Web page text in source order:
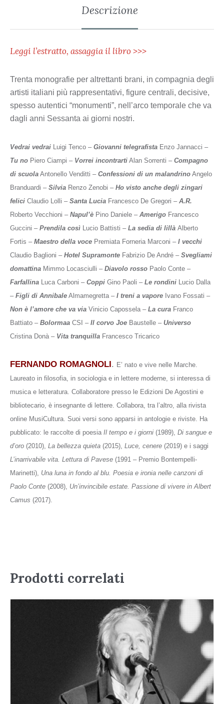
Descrizione
Leggi l’estratto, assaggia il libro >>>
Trenta monografie per altrettanti brani, in compagnia degli
artisti italiani più rappresentativi, figure centrali, decisive,
spesso autentici “monumenti”, nell’arco temporale che va
dagli anni Sessanta ai giorni nostri.
Vedrai vedrai Luigi Tenco ‒ Giovanni telegrafista Enzo Jannacci ‒
Tu no Piero Ciampi ‒ Vorrei incontrarti Alan Sorrenti ‒ Compagno
di scuola Antonello Venditti ‒ Confessioni di un malandrino Angelo
Branduardi ‒ Silvia Renzo Zenobi ‒ Ho visto anche degli zingari
felici Claudio Lolli ‒ Santa Lucia Francesco De Gregori ‒ A.R.
Roberto Vecchioni ‒ Napul’è Pino Daniele ‒ Amerigo Francesco
Guccini ‒ Prendila così Lucio Battisti ‒ La sedia di lillà Alberto
Fortis ‒ Maestro della voce Premiata Forneria Marconi ‒ I vecchi
Claudio Baglioni ‒ Hotel Supramonte Fabrizio De André ‒ Svegliami
domattina Mimmo Locasciulli ‒ Diavolo rosso Paolo Conte ‒
Farfallina
Luca Carboni ‒ Coppi Gino Paoli ‒ Le rondini
Lucio Dalla
‒ Figli di Annibale Almamegretta ‒ I treni a vapore Ivano Fossati ‒
Non è l’amore che va via Vinicio Capossela ‒ La cura Franco
Battiato ‒ Bolormaa CSI ‒ Il corvo Joe Baustelle ‒ Universo
Cristina Donà ‒ Vita tranquilla Francesco Tricarico
FERNANDO ROMAGNOLI. E’ nato e vive nelle Marche.
Laureato in filosofia, in sociologia e in lettere moderne, si interessa di
musica e letteratura. Collaboratore presso le Edizioni De Agostini e
bibliotecario, è insegnante di lettere. Collabora, tra l’altro, alla rivista
online MusiCultura. Suoi versi sono apparsi in antologie e riviste. Ha
pubblicato: le raccolte di poesia Il tempo e i giorni (1989), Di sangue e
d’oro (2010), La bellezza quieta (2015), Luce, cenere (2019) e i saggi
L’inarrivabile vita. Lettura di Pavese (1991 – Premio Bontempelli-
Marinetti), Una luna in fondo al blu. Poesia e ironia nelle canzoni di
Paolo Conte (2008), Un’invincibile estate. Passione di vivere in Albert
Camus (2017).
Prodotti correlati